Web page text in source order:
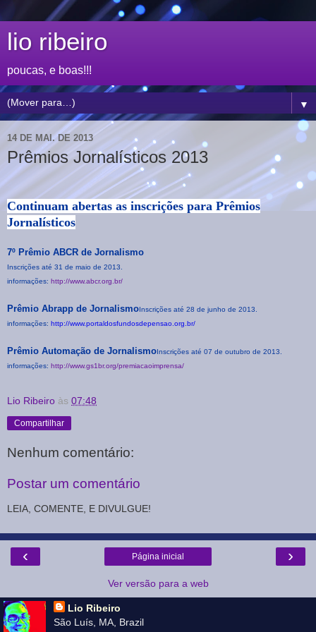
lio ribeiro
poucas, e boas!!!
▼
14 DE MAI. DE 2013
Prêmios Jornalísticos 2013
Continuam abertas as inscrições para Prêmios
Jornalísticos
7º Prêmio ABCR de Jornalismo
Inscrições até 31 de maio de 2013.
informações: http://www.abcr.org.br/
Prêmio Abrapp de JornalismoInscrições até 28 de junho de 2013.
informações: http://www.portaldosfundosdepensao.org.br/
Prêmio Automação de JornalismoInscrições até 07 de outubro de 2013.
informações: http://www.gs1br.org/premiacaoimprensa/
Lio Ribeiro às 07:48
Compartilhar
Nenhum comentário:
Postar um comentário
LEIA, COMENTE, E DIVULGUE!
‹ ›
Página inicial
Ver versão para a web
Lio Ribeiro
São Luís, MA, Brazil